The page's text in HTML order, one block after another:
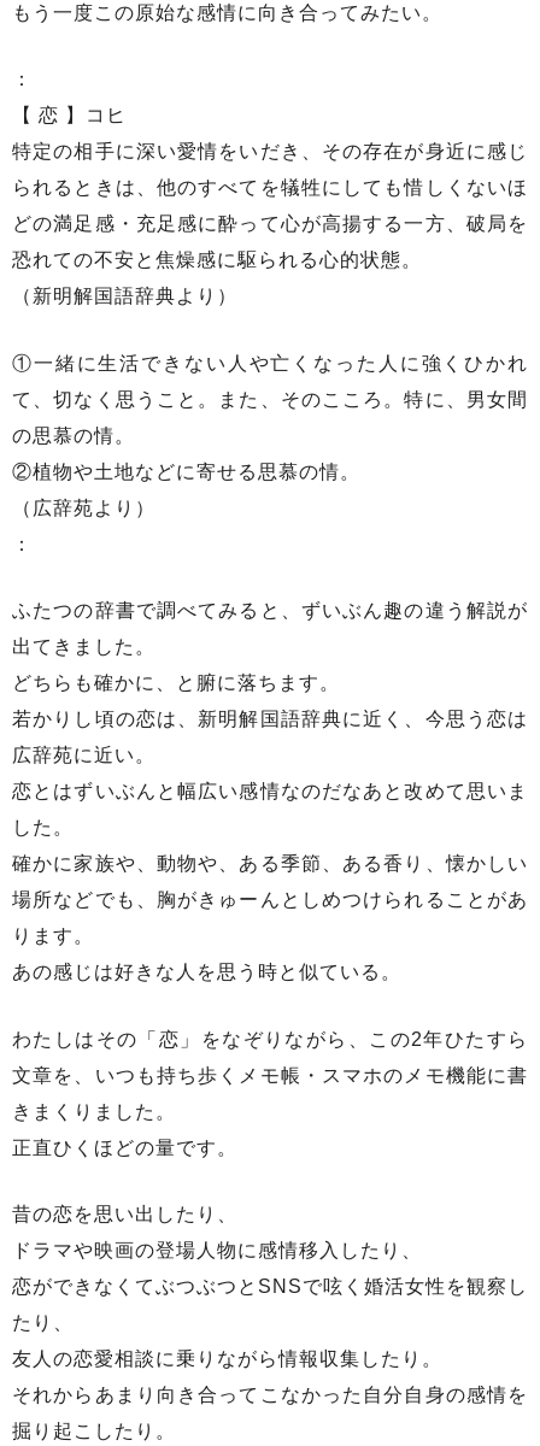
もう一度この原始な感情に向き合ってみたい。
：
【 恋 】コヒ
特定の相手に深い愛情をいだき、その存在が身近に感じ
られるときは、他のすべてを犠牲にしても惜しくないほ
どの満足感・充足感に酔って心が高揚する一方、破局を
恐れての不安と焦燥感に駆られる心的状態。
（新明解国語辞典より）
①一緒に生活できない人や亡くなった人に強くひかれ
て、切なく思うこと。また、そのこころ。特に、男女間
の思慕の情。
②植物や土地などに寄せる思慕の情。
（広辞苑より）
：
ふたつの辞書で調べてみると、ずいぶん趣の違う解説が
出てきました。
どちらも確かに、と腑に落ちます。
若かりし頃の恋は、新明解国語辞典に近く、今思う恋は
広辞苑に近い。
恋とはずいぶんと幅広い感情なのだなあと改めて思いま
した。
確かに家族や、動物や、ある季節、ある香り、懐かしい
場所などでも、胸がきゅーんとしめつけられることがあ
ります。
あの感じは好きな人を思う時と似ている。
わたしはその「恋」をなぞりながら、この2年ひたすら
文章を、いつも持ち歩くメモ帳・スマホのメモ機能に書
きまくりました。
正直ひくほどの量です。
昔の恋を思い出したり、
ドラマや映画の登場人物に感情移入したり、
恋ができなくてぶつぶつとSNSで呟く婚活女性を観察し
たり、
友人の恋愛相談に乗りながら情報収集したり。
それからあまり向き合ってこなかった自分自身の感情を
掘り起こしたり。